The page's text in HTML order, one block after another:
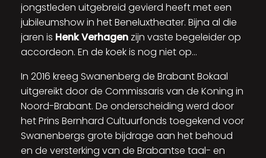
jongstleden uitgebreid gevierd heeft met een
jubileumshow in het Beneluxtheater. Bijna al die
jaren is Henk Verhagen zijn vaste begeleider op
accordeon. En de koek is nog niet op…
In 2016 kreeg Swanenberg de Brabant Bokaal
uitgereikt door de Commissaris van de Koning in
Noord-Brabant. De onderscheiding werd door
het Prins Bernhard Cultuurfonds toegekend voor
Swanenbergs grote bijdrage aan het behoud
en de versterking van de Brabantse taal- en